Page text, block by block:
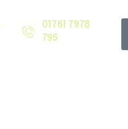
01761 7978
795